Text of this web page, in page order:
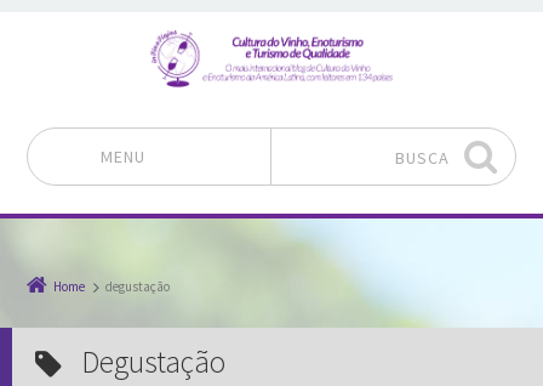
MENU BUSCA
Home degustação
degustação